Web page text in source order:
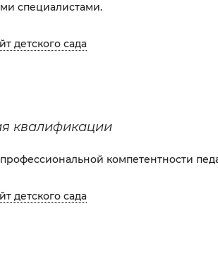
специалистами.
детского сада
квалификации
компетентности
детского сада